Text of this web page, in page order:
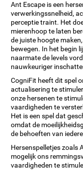
Ant Escape is een
verwerkingssnelheid,
perceptie traint. Het
mierenhoop te laten
de juiste hoogte
bewegen. In het begin
naarmate de levels
nauwkeuriger
CogniFit heeft dit spel
actualisering te
onze hersenen te
vaardigheden te
Het is een spel dat
omdat de
de behoeften van
Hersenspelletjes zoals
mogelijk ons
vaardigheden te